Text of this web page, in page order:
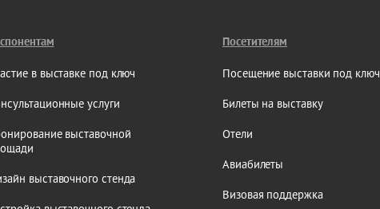
в выставке под ключ
услуги
выставочной
выставочного стенда
Посетителям
Посещение выставки под ключ
Билеты на выставку
Отели
Авиабилеты
Визовая поддержка